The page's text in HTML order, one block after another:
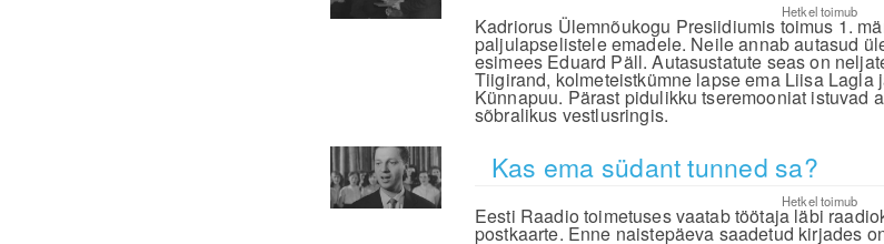
Hetkel toimub
Kadriorus Ülemnõukogu Presiidiumis toimus 1.
paljulapselistele emadele. Neile annab autasud
esimees Eduard Päll. Autasustatute seas on
Tiigirand, kolmeteistkümne lapse ema Liisa Lagla
Künnapuu. Pärast pidulikku tseremooniat istuvad
sõbralikus vestlusringis.
Kas ema südant tunned sa?
Hetkel toimub
Eesti Raadio toimetuses vaatab töötaja läbi
postkaarte. Enne naistepäeva saadetud kirjades